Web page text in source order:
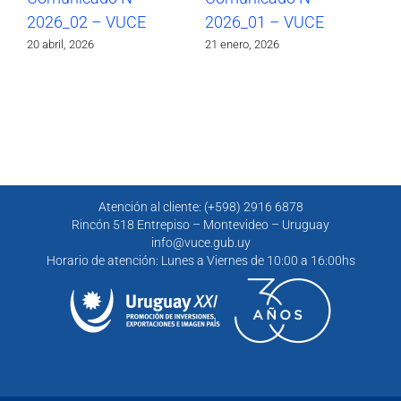
2026_02 – VUCE
20 abril, 2026
2026_01 – VUCE
21 enero, 2026
Atención al cliente: (+598) 2916 6878
Rincón 518 Entrepiso – Montevideo – Uruguay
info@vuce.gub.uy
Horario de atención: Lunes a Viernes de 10:00 a 16:00hs